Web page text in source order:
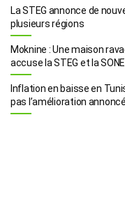
La STEG annonce de
plusieurs régions
Moknine : Une maison
accuse la STEG et la
Inflation en baisse en
pas l’amélioration